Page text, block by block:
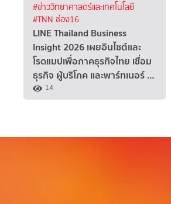
#ข่าววิทยาศาสตร์และเทคโนโลยี
#TNN ช่อง16
LINE Thailand Business
Insight 2026 เผยอินไซต์และ
โรดแมปเพื่อภาคธุรกิจไทย เชื่อม
ธุรกิจ ผู้บริโภค และพาร์ทเนอร์ …
14